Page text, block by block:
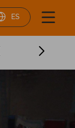
ES